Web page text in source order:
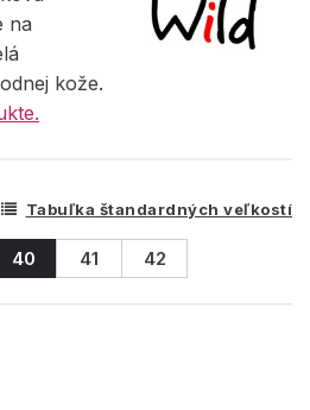
na
kože.
Tabuľka štandardných veľkostí
40 41 42